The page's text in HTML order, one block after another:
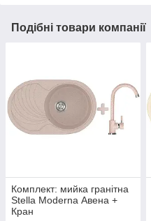
Подібні товари компанії
Комплект: мийка гранітна
Stella Moderna Авена +
Кран